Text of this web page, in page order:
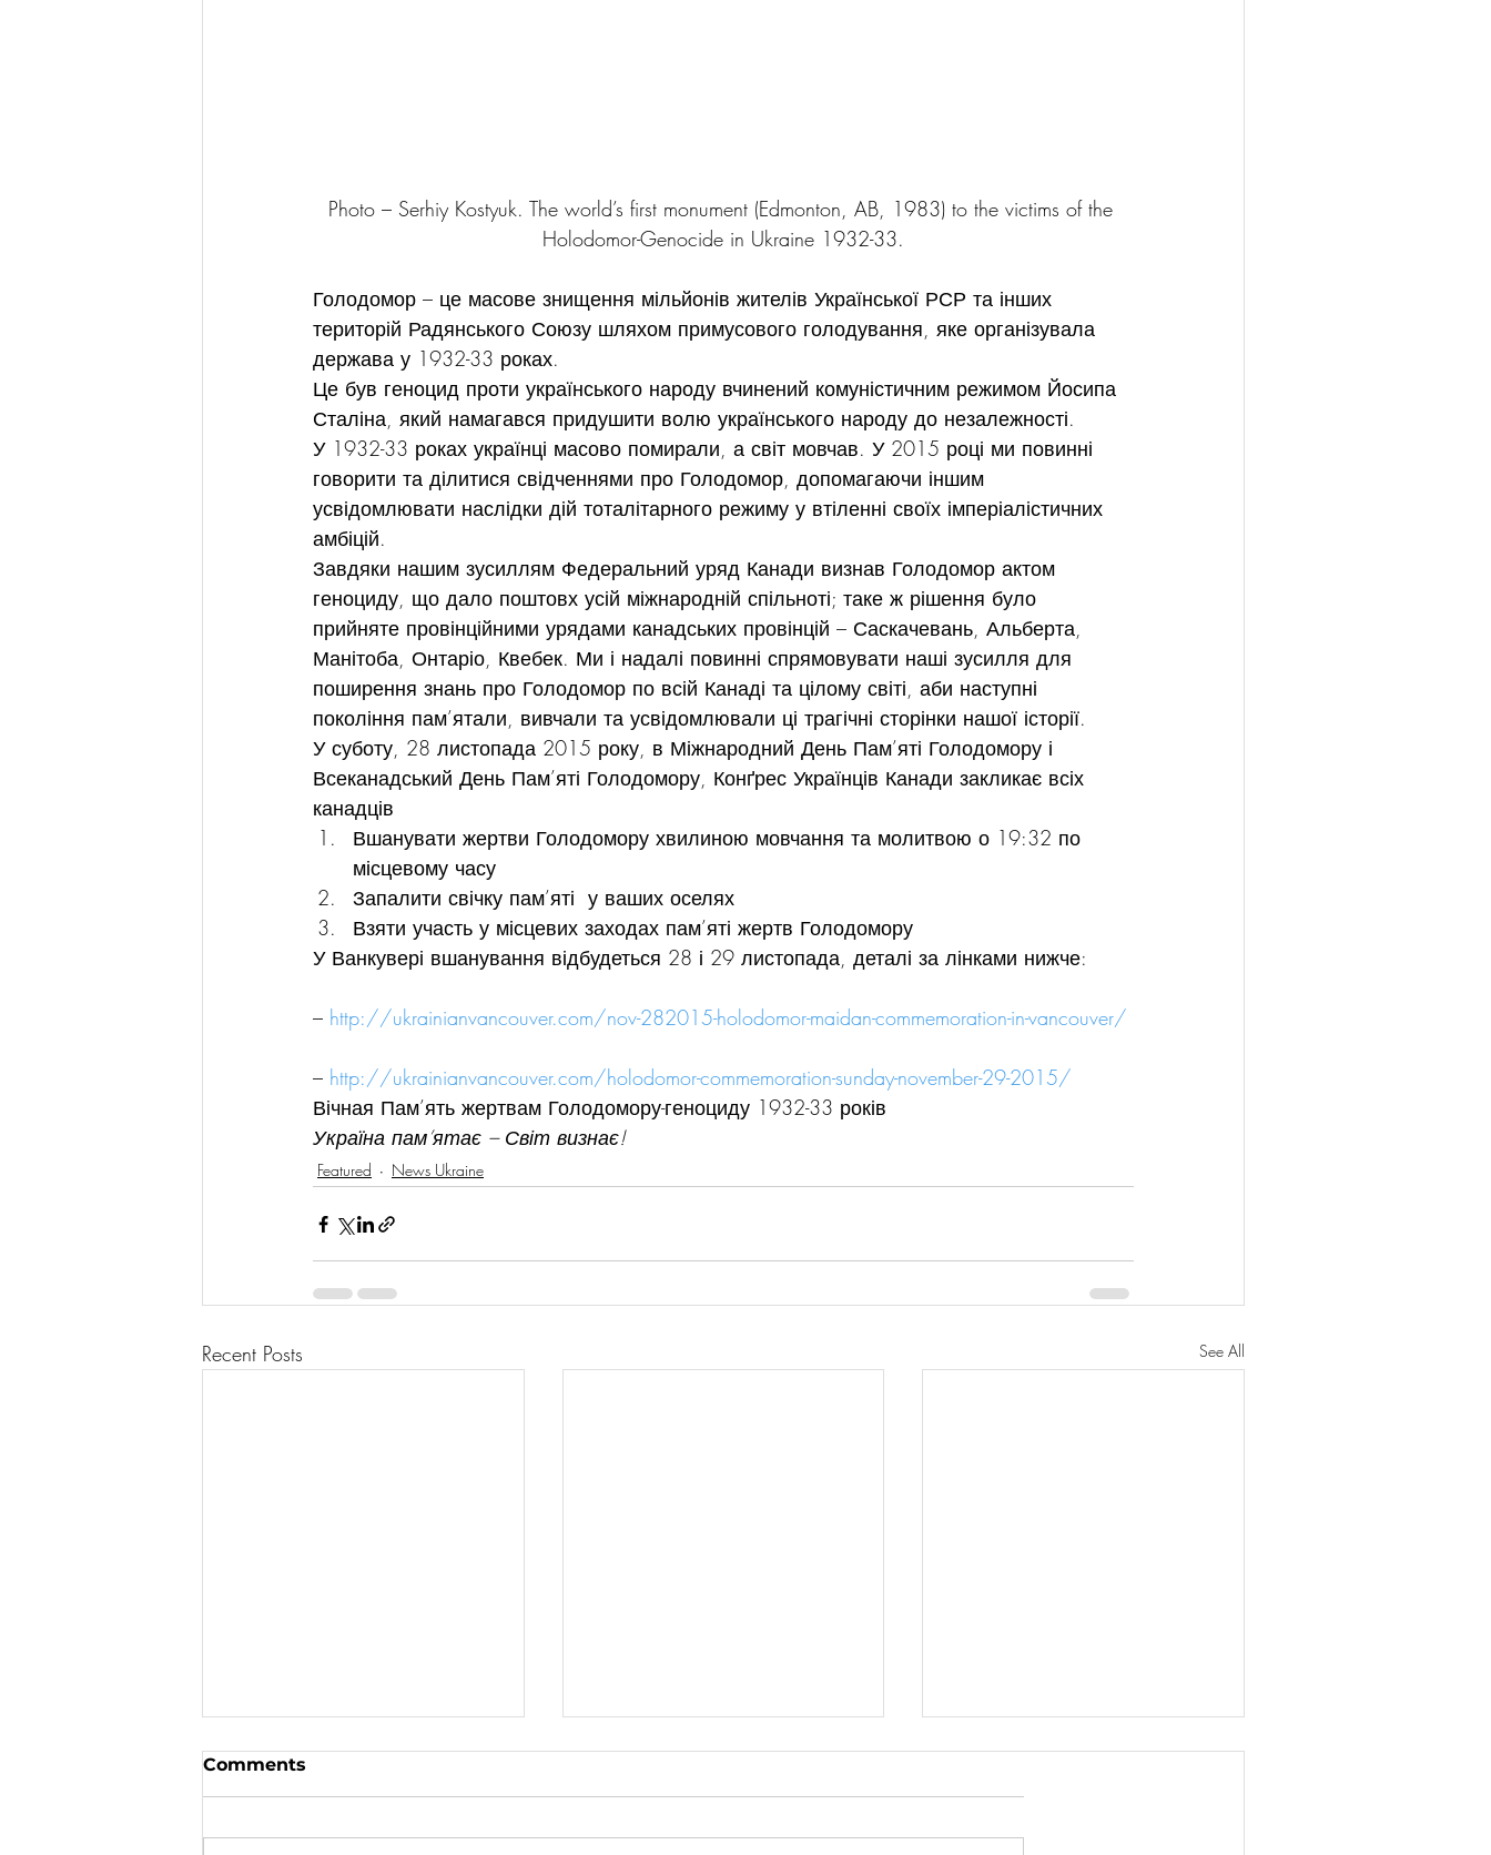
Photo – Serhiy Kostyuk. The world’s first monument (Edmonton, AB, 1983) to the victims of the
Holodomor-Genocide in Ukraine 1932-33.
Голодомор – це масове знищення мільйонів жителів Української РСР та інших
територій Радянського Союзу шляхом примусового голодування, яке організувала
держава у 1932-33 роках.
Це був геноцид проти українського народу вчинений комуністичним режимом Йосипа
Сталіна, який намагався придушити волю українського народу до незалежності.
У 1932-33 роках українці масово помирали, а світ мовчав. У 2015 році ми повинні
говорити та ділитися свідченнями про Голодомор, допомагаючи іншим
усвідомлювати наслідки дій тоталітарного режиму у втіленні своїх імперіалістичних
амбіцій.
Завдяки нашим зусиллям Федеральний уряд Канади визнав Голодомор актом
геноциду, що дало поштовх усій міжнародній спільноті; таке ж рішення було
прийняте провінційними урядами канадських провінцій – Саскачевань, Альберта,
Манітоба, Онтаріо, Квебек. Ми і надалі повинні спрямовувати наші зусилля для
поширення знань про Голодомор по всій Канаді та цілому світі, аби наступні
покоління пам’ятали, вивчали та усвідомлювали ці трагічні сторінки нашої історії.
У суботу, 28 листопада 2015 року, в Міжнародний День Пам’яті Голодомору і
Всеканадський День Пам’яті Голодомору, Конґрес Українців Канади закликає всіх
канадців
Вшанувати жертви Голодомору хвилиною мовчання та молитвою о 19:32 по
місцевому часу
Запалити свічку пам’яті  у ваших оселях
Взяти участь у місцевих заходах пам’яті жертв Голодомору
У Ванкувері вшанування відбудеться 28 і 29 листопада, деталі за лінками нижче:
– http://ukrainianvancouver.com/nov-282015-holodomor-maidan-commemoration-in-vancouver/
– http://ukrainianvancouver.com/holodomor-commemoration-sunday-november-29-2015/
Вічная Пам’ять жертвам Голодомору-геноциду 1932-33 років
Україна пам’ятає – Світ визнає!
Featured News Ukraine
Recent Posts See All
Comments